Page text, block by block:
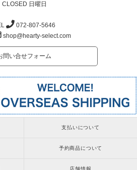
CLOSED 日曜日
072-807-5646
shop@hearty-select.com
問い合せフォーム
支払いについて
予約商品について
店舗情報